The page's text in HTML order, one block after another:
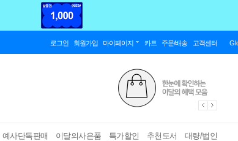
로그인 회원가입 마이페이지 카트 주문/배송 고객센터
예사단독판매 이달의사은품 특가할인 추천도서 대량/법인